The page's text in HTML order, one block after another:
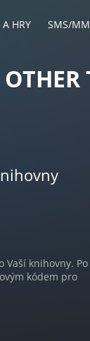
A HRY SMS/
knihovny. Po
kódem pro